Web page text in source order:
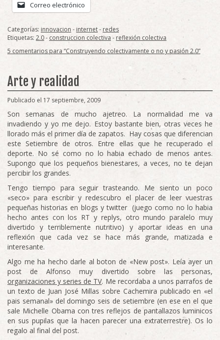
Correo electrónico
Categorías: innovacion - internet- redes
Etiquetas: 2.0- construccion colectiva - reflexión colectiva
5 comentarios para “Construyendo colectivamente o no y pasión 2.0”
Arte y realidad
Publicado el 17 septiembre, 2009
Son semanas de mucho ajetreo. La normalidad me va
invadiendo y yo me dejo. Estoy bastante bien, otras veces he
llorado más el primer día de zapatos. Hay cosas que diferencian
este Setiembre de otros. Entre ellas que he recuperado el
deporte. No sé como no lo habia echado de menos antes.
Supongo que los pequeños bienestares, a veces, no te dejan
percibir los grandes.
Tengo tiempo para seguir trasteando. Me siento un poco
«seco» para escribir y redescubro el placer de leer vuestras
pequeñas historias en blogs y twitter (juego como no lo habia
hecho antes con los RT y replys, otro mundo paralelo muy
divertido y terriblemente nutritivo) y aportar ideas en una
reflexión que cada vez se hace más grande, matizada e
interesante.
Algo me ha hecho darle al boton de «New post». Leía ayer un
post de Alfonso muy divertido sobre las personas,
organizaciones y series de TV. Me recordaba a unos parrafos de
un texto de Juan José Millas sobre Cachemira publicado en «el
pais semanal» del domingo seis de setiembre (en ese en el que
sale Michelle Obama con tres reflejos de pantallazos luminicos
en sus pupilas que la hacen parecer una extraterrestre). Os lo
regalo al final del post.